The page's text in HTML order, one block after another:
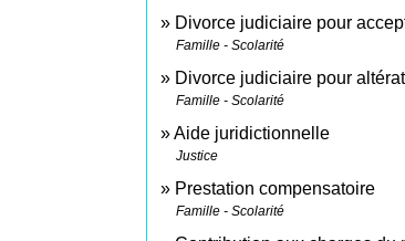
Divorce judiciaire pour
Famille - Scolarité
Divorce judiciaire pour
Famille - Scolarité
Aide juridictionnelle
Justice
Prestation compensatoire
Famille - Scolarité